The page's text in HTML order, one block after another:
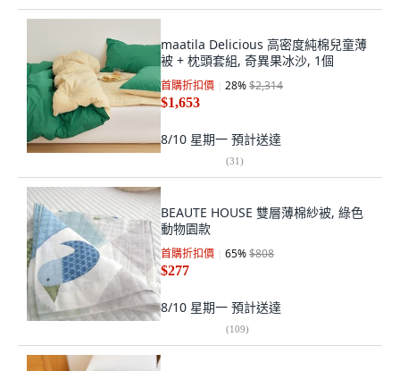
maatila Delicious 高密度純棉兒童薄
被 + 枕頭套組, 奇異果冰沙, 1個
首購折扣價 28%$2,314
$1,653
8/10 星期一 預計送達
(31)
BEAUTE HOUSE 雙層薄棉紗被, 綠色
動物園款
首購折扣價 65%$808
$277
8/10 星期一 預計送達
(109)